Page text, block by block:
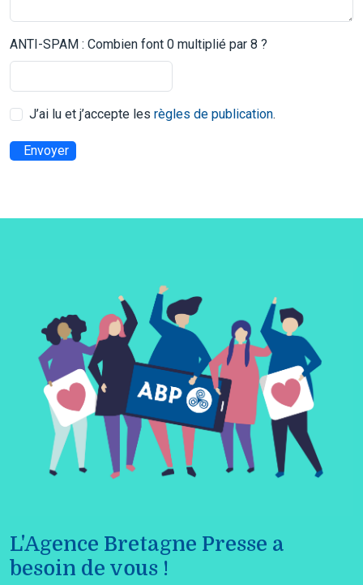
ANTI-SPAM : Combien font 0 multiplié par 8 ?
J’ai lu et j’accepte les règles de publication.
Envoyer
L'Agence Bretagne Presse a
besoin de vous !